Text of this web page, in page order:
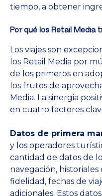
tiempo, a obtener
Por qué los Retail Media
Los viajes son
los Retail Media por
de los primeros en
los frutos de
Media. La sinergia
en cuatro factores
Datos de primera
y los operadores
cantidad de datos de
navegación,
fidelidad, fechas de
adicionales. Estos